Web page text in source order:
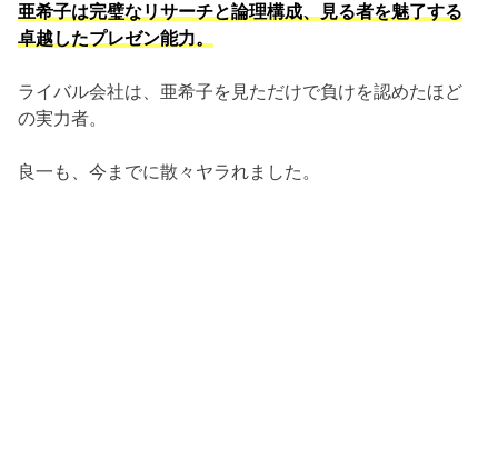
亜希子は完璧なリサーチと論理構成、見る者を魅了する
卓越したプレゼン能力。
ライバル会社は、亜希子を見ただけで負けを認めたほど
の実力者。
良一も、今までに散々ヤラれました。